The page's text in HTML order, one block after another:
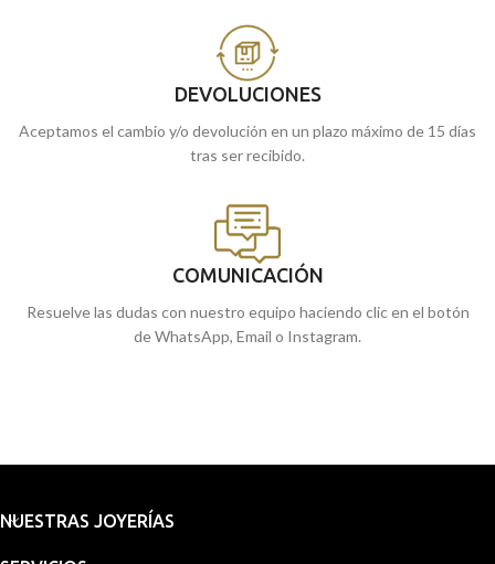
DEVOLUCIONES
Aceptamos el cambio y/o devolución en un plazo máximo de 15 días
tras ser recibido.
COMUNICACIÓN
Resuelve las dudas con nuestro equipo haciendo clic en el botón
de WhatsApp, Email o Instagram.
NUESTRAS JOYERÍAS